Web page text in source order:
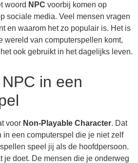
woord NPC voorbij komen op
sociale media. Veel mensen vragen
en waarom het zo populair is. Het is
wereld van computerspellen komt,
ook gebruikt in het dagelijks leven.
in een
voor Non-Playable Character. Dat
in een computerspel die je niet zelf
speel jij als de hoofdpersoon.
je doet. De mensen die je onderweg